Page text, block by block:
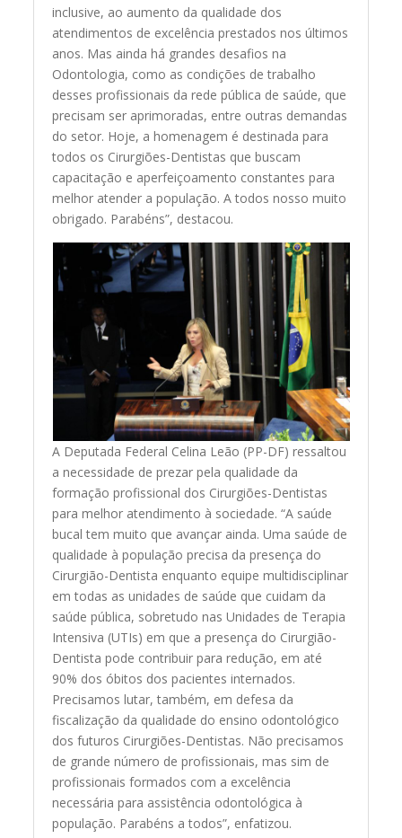
inclusive, ao aumento da qualidade dos
atendimentos de excelência prestados nos últimos
anos. Mas ainda há grandes desafios na
Odontologia, como as condições de trabalho
desses profissionais da rede pública de saúde, que
precisam ser aprimoradas, entre outras demandas
do setor. Hoje, a homenagem é destinada para
todos os Cirurgiões-Dentistas que buscam
capacitação e aperfeiçoamento constantes para
melhor atender a população. A todos nosso muito
obrigado. Parabéns”, destacou.
A Deputada Federal Celina Leão (PP-DF) ressaltou
a necessidade de prezar pela qualidade da
formação profissional dos Cirurgiões-Dentistas
para melhor atendimento à sociedade. “A saúde
bucal tem muito que avançar ainda. Uma saúde de
qualidade à população precisa da presença do
Cirurgião-Dentista enquanto equipe multidisciplinar
em todas as unidades de saúde que cuidam da
saúde pública, sobretudo nas Unidades de Terapia
Intensiva (UTIs) em que a presença do Cirurgião-
Dentista pode contribuir para redução, em até
90% dos óbitos dos pacientes internados.
Precisamos lutar, também, em defesa da
fiscalização da qualidade do ensino odontológico
dos futuros Cirurgiões-Dentistas. Não precisamos
de grande número de profissionais, mas sim de
profissionais formados com a excelência
necessária para assistência odontológica à
população. Parabéns a todos”, enfatizou.